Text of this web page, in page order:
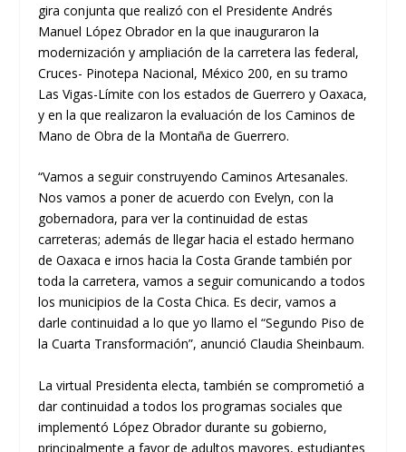
gira conjunta que realizó con el Presidente Andrés
Manuel López Obrador en la que inauguraron la
modernización y ampliación de la carretera las federal,
Cruces- Pinotepa Nacional, México 200, en su tramo
Las Vigas-Límite con los estados de Guerrero y Oaxaca,
y en la que realizaron la evaluación de los Caminos de
Mano de Obra de la Montaña de Guerrero.
“Vamos a seguir construyendo Caminos Artesanales.
Nos vamos a poner de acuerdo con Evelyn, con la
gobernadora, para ver la continuidad de estas
carreteras; además de llegar hacia el estado hermano
de Oaxaca e irnos hacia la Costa Grande también por
toda la carretera, vamos a seguir comunicando a todos
los municipios de la Costa Chica. Es decir, vamos a
darle continuidad a lo que yo llamo el “Segundo Piso de
la Cuarta Transformación”, anunció Claudia Sheinbaum.
La virtual Presidenta electa, también se comprometió a
dar continuidad a todos los programas sociales que
implementó López Obrador durante su gobierno,
principalmente a favor de adultos mayores, estudiantes